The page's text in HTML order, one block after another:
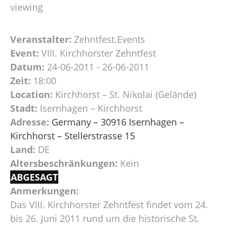
viewing
Veranstalter: Zehntfest.Events
Event: VIII. Kirchhorster Zehntfest
Datum: 24-06-2011 - 26-06-2011
Zeit: 18:00
Location: Kirchhorst – St. Nikolai (Gelände)
Stadt: Isernhagen – Kirchhorst
Adresse: Germany – 30916 Isernhagen –
Kirchhorst – Stellerstrasse 15
Land: DE
Altersbeschränkungen: Kein
ABGESAGT
Anmerkungen:
Das VIII. Kirchhorster Zehntfest findet vom 24.
bis 26. Juni 2011 rund um die historische St.